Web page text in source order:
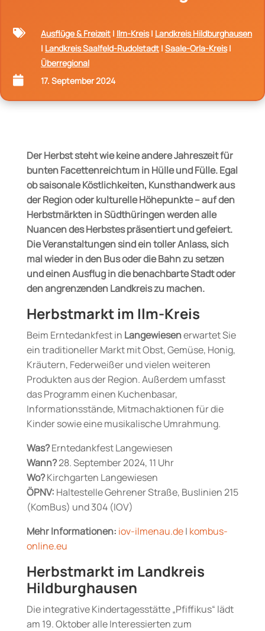
 Ausflüge & Freizeit | Ilm-Kreis| Landkreis Hildburghausen
| Landkreis Saalfeld-Rudolstadt | Saale-Orla-Kreis|
Überregional
 17. September 2024
Der Herbst steht wie keine andere Jahreszeit für
bunten Facettenreichtum in Hülle und Fülle. Egal
ob saisonale Köstlichkeiten, Kunsthandwerk aus
der Region oder kulturelle Höhepunkte – auf den
Herbstmärkten in Südthüringen werden alle
Nuancen des Herbstes präsentiert und gefeiert.
Die Veranstaltungen sind ein toller Anlass, sich
mal wieder in den Bus oder die Bahn zu setzen
und einen Ausflug in die benachbarte Stadt oder
den angrenzenden Landkreis zu machen.
Herbstmarkt im Ilm-Kreis
Beim Erntedankfest in Langewiesenerwartet Sie
ein traditioneller Markt mit Obst, Gemüse, Honig,
Kräutern, Federweißer und vielen weiteren
Produkten aus der Region. Außerdem umfasst
das Programm einen Kuchenbasar,
Informationsstände, Mitmachaktionen für die
Kinder sowie eine musikalische Umrahmung.
Was?Erntedankfest Langewiesen
Wann?28. September 2024, 11 Uhr
Wo?Kirchgarten Langewiesen
ÖPNV: Haltestelle Gehrener Straße, Buslinien 215
(KomBus) und 304 (IOV)
Mehr Informationen: iov-ilmenau.de| kombus-
online.eu
Herbstmarkt im Landkreis
Hildburghausen
Die integrative Kindertagesstätte „Pfiffikus“ lädt
am 19. Oktober alle Interessierten zum